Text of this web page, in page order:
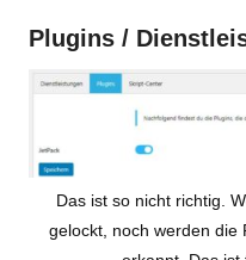
Plugins /
Das ist so nicht richtig.
gelockt, noch werden die